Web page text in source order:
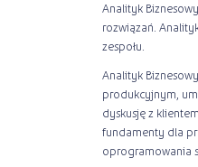
Analityk
rozwiązań.
zespołu.
Analityk
produkcyjnym,
dyskusję z
fundamenty dla
oprogramowania